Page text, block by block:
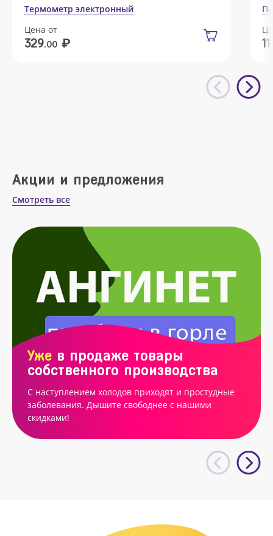
Термометр электронный
Цена от
329.00 ₽ 11
Акции и предложения
Смотреть все
Уже в продаже товары
собственного производства
С наступлением холодов приходят и простудные
заболевания. Дышите свободнее с нашими
скидками!